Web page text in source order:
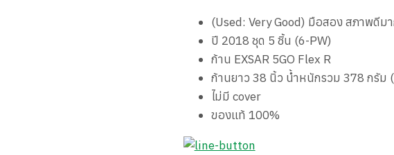
(Used: Very Good) มือสอง สภาพดีม
ปี 2018 ชุด 5 ชิ้น (6-PW)
ก้าน EXSAR 5GO Flex R
ก้านยาว 38 นิ้ว น้ำหนักรวม 378 กรัม
ไม่มี cover
ของแท้ 100%